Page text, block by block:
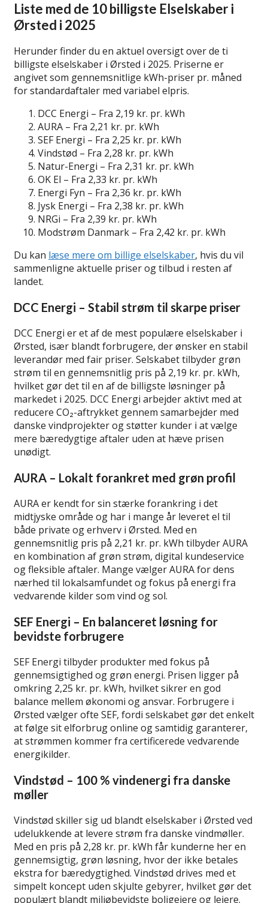
Liste med de 10 billigste Elselskaber i
Ørsted i 2025
Herunder finder du en aktuel oversigt over de ti
billigste elselskaber i Ørsted i 2025. Priserne er
angivet som gennemsnitlige kWh-priser pr. måned
for standardaftaler med variabel elpris.
DCC Energi – Fra 2,19 kr. pr. kWh
AURA – Fra 2,21 kr. pr. kWh
SEF Energi – Fra 2,25 kr. pr. kWh
Vindstød – Fra 2,28 kr. pr. kWh
Natur-Energi – Fra 2,31 kr. pr. kWh
OK El – Fra 2,33 kr. pr. kWh
Energi Fyn – Fra 2,36 kr. pr. kWh
Jysk Energi – Fra 2,38 kr. pr. kWh
NRGi – Fra 2,39 kr. pr. kWh
Modstrøm Danmark – Fra 2,42 kr. pr. kWh
Du kan læse mere om billige elselskaber, hvis du vil
sammenligne aktuelle priser og tilbud i resten af
landet.
DCC Energi – Stabil strøm til skarpe priser
DCC Energi er et af de mest populære elselskaber i
Ørsted, især blandt forbrugere, der ønsker en stabil
leverandør med fair priser. Selskabet tilbyder grøn
strøm til en gennemsnitlig pris på 2,19 kr. pr. kWh,
hvilket gør det til en af de billigste løsninger på
markedet i 2025. DCC Energi arbejder aktivt med at
reducere CO₂-aftrykket gennem samarbejder med
danske vindprojekter og støtter kunder i at vælge
mere bæredygtige aftaler uden at hæve prisen
unødigt.
AURA – Lokalt forankret med grøn profil
AURA er kendt for sin stærke forankring i det
midtjyske område og har i mange år leveret el til
både private og erhverv i Ørsted. Med en
gennemsnitlig pris på 2,21 kr. pr. kWh tilbyder AURA
en kombination af grøn strøm, digital kundeservice
og fleksible aftaler. Mange vælger AURA for dens
nærhed til lokalsamfundet og fokus på energi fra
vedvarende kilder som vind og sol.
SEF Energi – En balanceret løsning for
bevidste forbrugere
SEF Energi tilbyder produkter med fokus på
gennemsigtighed og grøn energi. Prisen ligger på
omkring 2,25 kr. pr. kWh, hvilket sikrer en god
balance mellem økonomi og ansvar. Forbrugere i
Ørsted vælger ofte SEF, fordi selskabet gør det enkelt
at følge sit elforbrug online og samtidig garanterer,
at strømmen kommer fra certificerede vedvarende
energikilder.
Vindstød – 100 % vindenergi fra danske
møller
Vindstød skiller sig ud blandt elselskaber i Ørsted ved
udelukkende at levere strøm fra danske vindmøller.
Med en pris på 2,28 kr. pr. kWh får kunderne her en
gennemsigtig, grøn løsning, hvor der ikke betales
ekstra for bæredygtighed. Vindstød drives med et
simpelt koncept uden skjulte gebyrer, hvilket gør det
populært blandt miljøbevidste boligejere og lejere.